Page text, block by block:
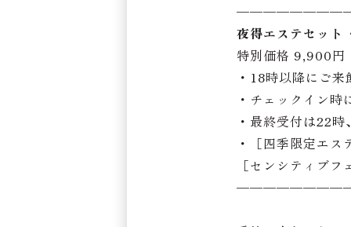
夜得エステセット
特別価格 9,900円
・18時以降にご
・チェックイン
・最終受付は22
・［四季限定エ
［センシティブ